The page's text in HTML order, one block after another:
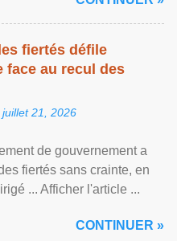
fiertés défile
face au recul des
21, 2026
de gouvernement a
fiertés sans crainte, en
... Afficher l'article ...
CONTINUER »